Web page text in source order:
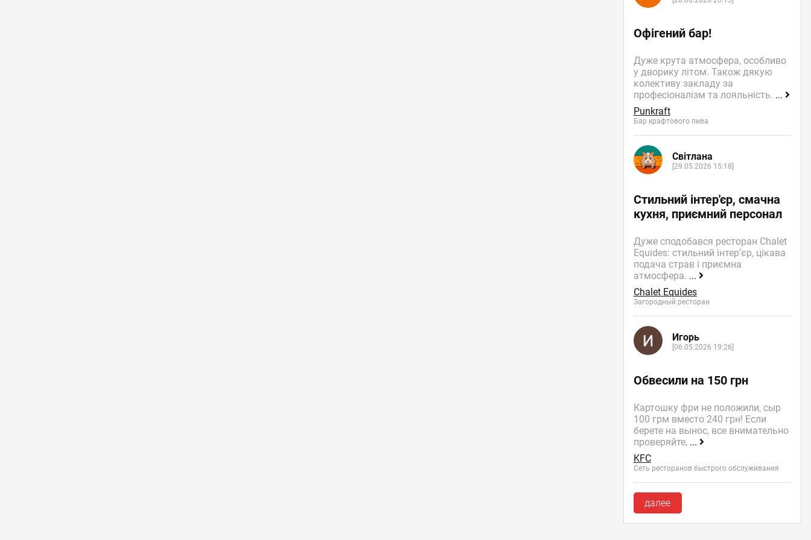
Офігений бар!
Дуже крута атмосфера, особливо
у дворику літом. Також дякую
колективу закладу за
професіоналізм та лояльність. ...
Punkraft
Бар крафтового пива
Світлана
[29.05.2026 15:18]
Стильний інтер'єр, смачна
кухня, приємний персонал
Дуже сподобався ресторан Chalet
Equides: стильний інтер’єр, цікава
подача страв і приємна
атмосфера. ...
Chalet Equides
Загородный ресторан
Игорь
[06.05.2026 19:26]
Обвесили на 150 грн
Картошку фри не положили, сыр
100 грм вместо 240 грн! Если
берете на вынос, все внимательно
проверяйте, ...
KFC
Сеть ресторанов быстрого обслуживания
далее